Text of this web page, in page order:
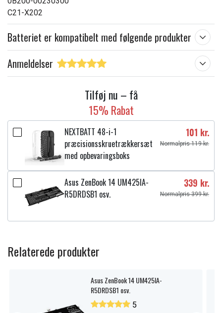
C21-X202
Batteriet er kompatibelt med følgende produkter
Anmeldelser
Tilføj nu – få
15% Rabat
NEXTBATT 48-i-1
præcisionsskruetrækkersæt
med opbevaringsboks
101 kr.
Normalpris 119 kr.
Asus ZenBook 14 UM425IA-
R5DRDSB1 osv.
339 kr.
Normalpris 399 kr.
Relaterede produkter
Asus ZenBook 14 UM425IA-
R5DRDSB1 osv.
5